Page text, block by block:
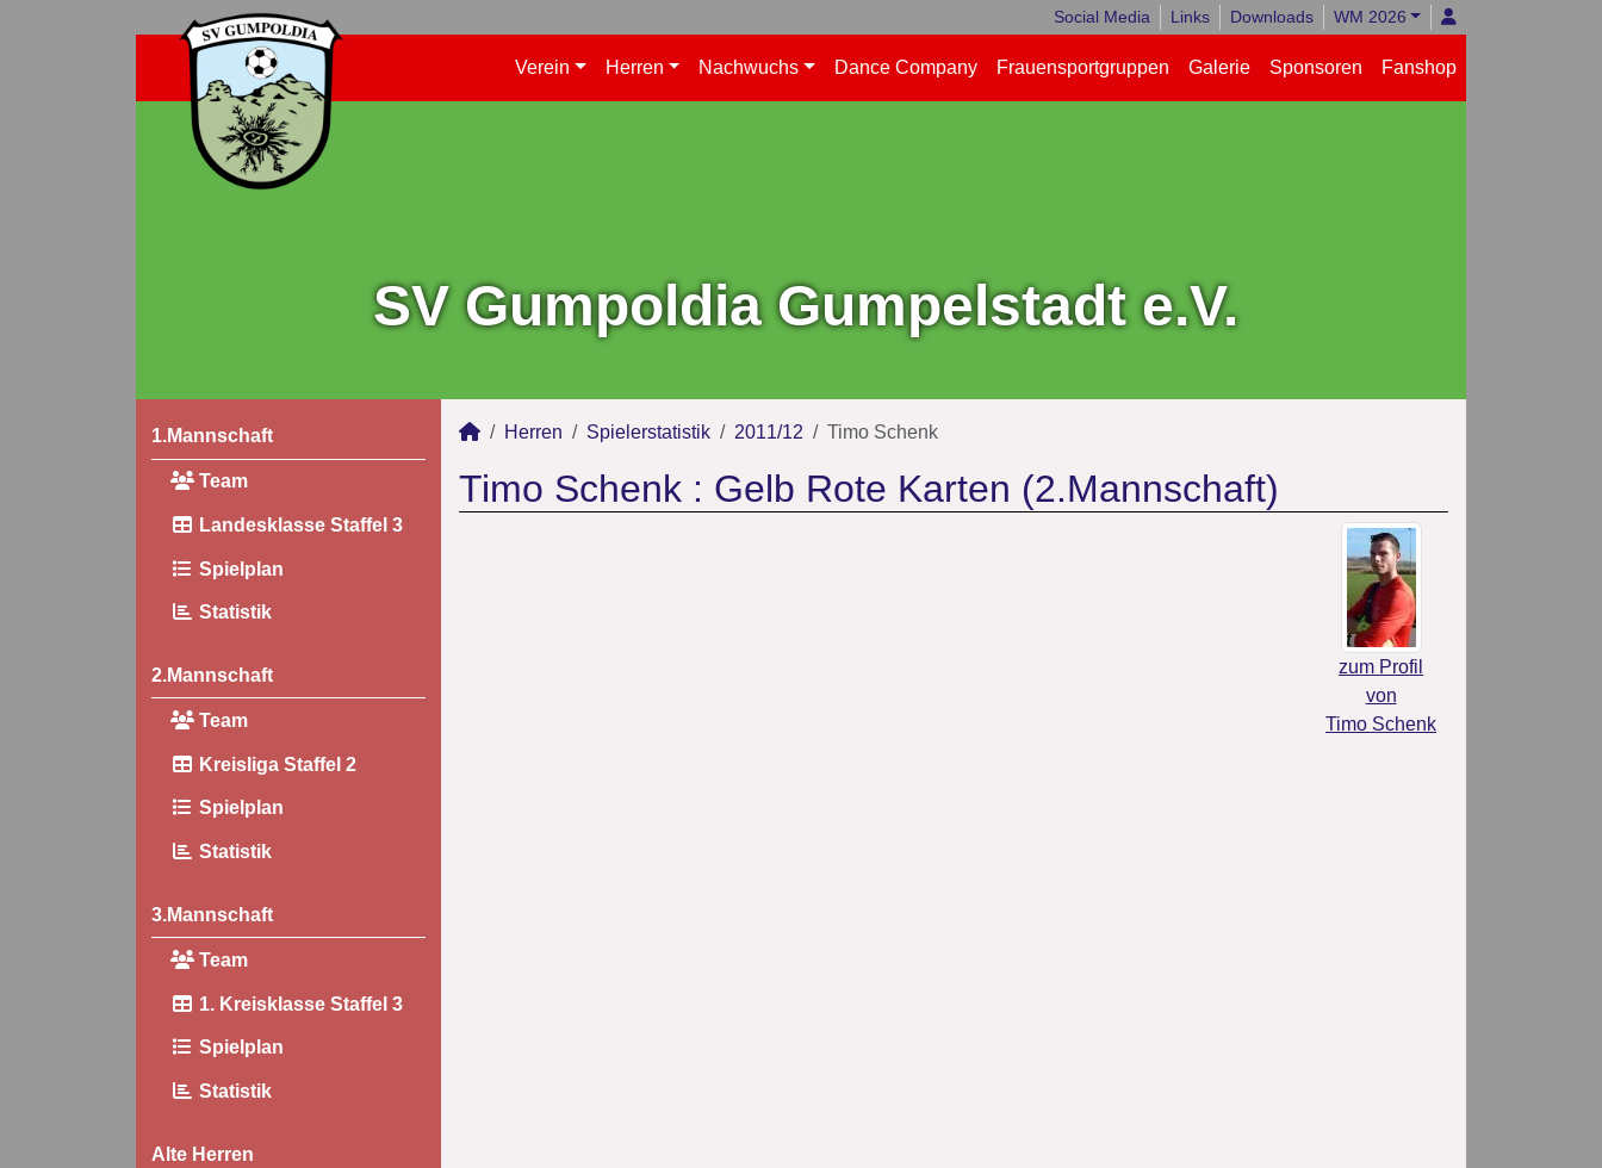
Social Media Links Downloads WM 2026
Verein Herren Nachwuchs Dance Company Frauensportgruppen Galerie Sponsoren Fanshop
SV Gumpoldia Gumpelstadt e.V.
1.Mannschaft
Team
Landesklasse Staffel 3
Spielplan
Statistik
2.Mannschaft
Team
Kreisliga Staffel 2
Spielplan
Statistik
3.Mannschaft
Team
1. Kreisklasse Staffel 3
Spielplan
Statistik
Alte Herren
Herren Spielerstatistik 2011/12 Timo Schenk
Timo Schenk : Gelb Rote Karten (2.Mannschaft)
zum Profil
von
Timo Schenk